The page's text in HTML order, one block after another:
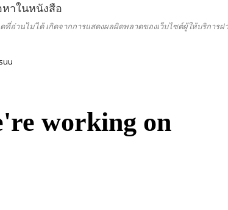
หาในหนังสือ
ที่อ่านไม่ได้ เกิดจากการแสดงผลผิดพลาดของเว็บไซต์ผู้ให้บริการ